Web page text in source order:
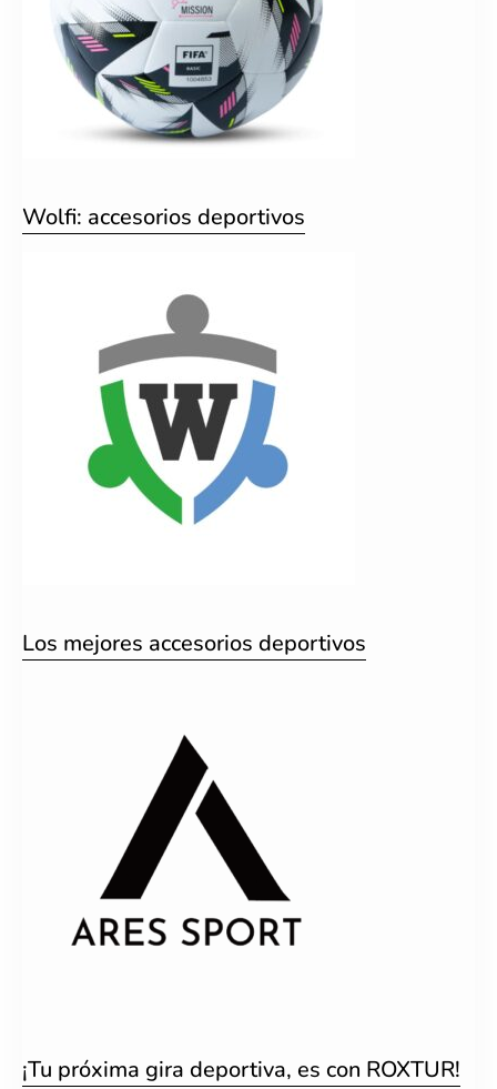
Wolfi: accesorios deportivos
Los mejores accesorios deportivos
¡Tu próxima gira deportiva, es con ROXTUR!